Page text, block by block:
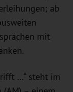
ab
mit
…“ steht im